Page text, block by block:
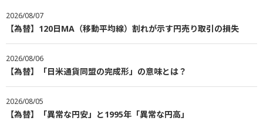
2026/08/07
【為替】120日MA（移動平均線）割れが示す円売り取引の損失
2026/08/06
【為替】「日米通貨同盟の完成形」の意味とは？
2026/08/05
【為替】「異常な円安」と1995年「異常な円高」